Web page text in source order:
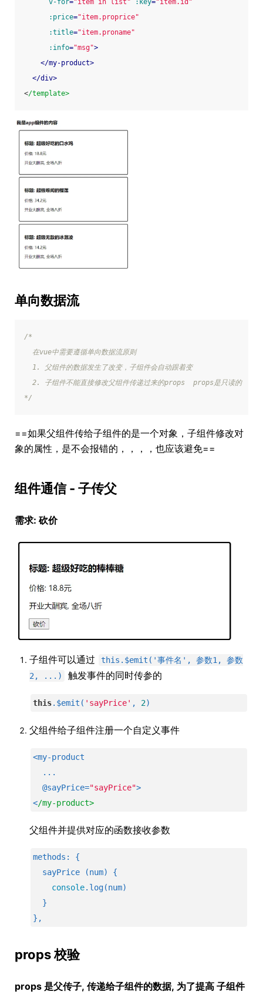
v-for="item in list" :key="item.id"
:price="item.proprice"
:title="item.proname"
:info="msg">
</my-product>
</div>
</template>
单向数据流
/*
在vue中需要遵循单向数据流原则
1. 父组件的数据发生了改变，子组件会自动跟着变
2. 子组件不能直接修改父组件传递过来的props  props是只读的
*/
==如果父组件传给子组件的是一个对象，子组件修改对
象的属性，是不会报错的，，，，也应该避免==
组件通信 - 子传父
需求: 砍价
子组件可以通过
this.$emit('事件名', 参数1, 参数
2, ...)
触发事件的同时传参的
this.$emit( 'sayPrice' , 2)
父组件给子组件注册一个自定义事件
<my-product
...
@sayPrice="sayPrice">
</my-product>
父组件并提供对应的函数接收参数
methods: {
sayPrice (num) {
console.log(num)
}
},
props 校验
props 是父传子, 传递给子组件的数据, 为了提高 子组件